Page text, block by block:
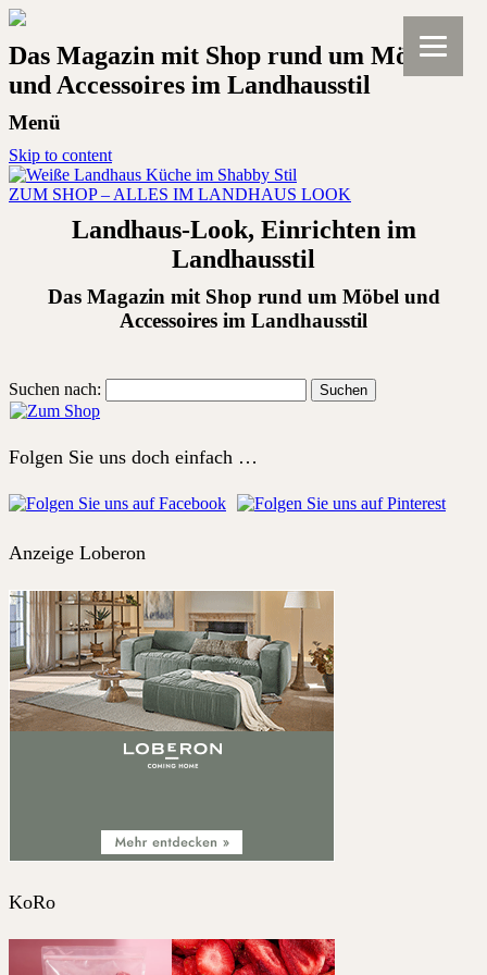
Das Magazin mit Shop rund um Möbel
und Accessoires im Landhausstil
Menü
Skip to content
ZUM SHOP – ALLES IM LANDHAUS LOOK
Landhaus-Look, Einrichten im
Landhausstil
Das Magazin mit Shop rund um Möbel und
Accessoires im Landhausstil
Suchen nach:
Folgen Sie uns doch einfach …
Anzeige Loberon
KoRo